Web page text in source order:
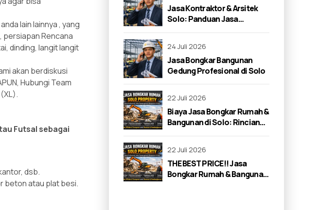
lain lainnya , yang
persiapan Rencana
dinding, langit langit
akan berdiskusi
Hubungi Team
Futsal sebagai
dsb.
beton atau plat besi.
Jasa Kontraktor & Arsitek
Solo: Panduan Jasa
24 Juli 2026
Jasa Bongkar Bangunan
Gedung Profesional di Solo
22 Juli 2026
Biaya Jasa Bongkar Rumah &
Bangunan di Solo: Rincian
22 Juli 2026
THE BEST PRICE!! Jasa
Bongkar Rumah & Bangunan